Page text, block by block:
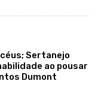
Sertanejo
ao pousar
Dumont